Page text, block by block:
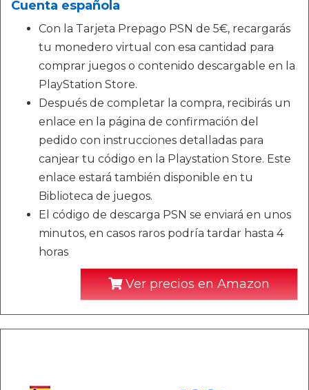
Cuenta española
Con la Tarjeta Prepago PSN de 5€, recargarás
tu monedero virtual con esa cantidad para
comprar juegos o contenido descargable en la
PlayStation Store.
Después de completar la compra, recibirás un
enlace en la página de confirmación del
pedido con instrucciones detalladas para
canjear tu código en la Playstation Store. Este
enlace estará también disponible en tu
Biblioteca de juegos.
El código de descarga PSN se enviará en unos
minutos, en casos raros podría tardar hasta 4
horas
Ver precios en Amazon